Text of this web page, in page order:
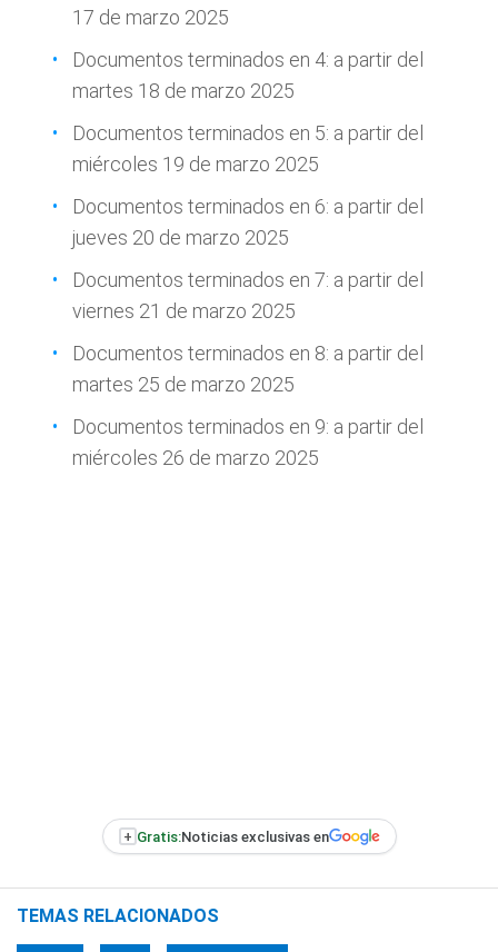
17 de marzo 2025
Documentos terminados en 4: a partir del
martes 18 de marzo 2025
Documentos terminados en 5: a partir del
miércoles 19 de marzo 2025
Documentos terminados en 6: a partir del
jueves 20 de marzo 2025
Documentos terminados en 7: a partir del
viernes 21 de marzo 2025
Documentos terminados en 8: a partir del
martes 25 de marzo 2025
Documentos terminados en 9: a partir del
miércoles 26 de marzo 2025
+ Gratis:Noticias exclusivas en
TEMAS RELACIONADOS